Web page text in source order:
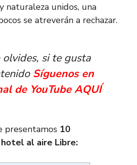
naturaleza unidos, una
se atreverán a rechazar.
olvides, si te gusta
Síguenos en
de YouTube AQUÍ
presentamos 10
al aire Libre: